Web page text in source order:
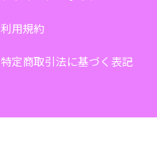
利用規約
特定商取引法に基づく表記